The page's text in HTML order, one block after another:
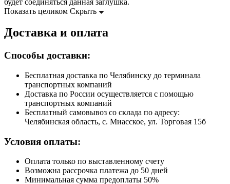
Показать целиком Скрыть
Доставка и оплата
Способы доставки:
Бесплатная доставка по Челябинску до терминала
транспортных компаний
Доставка по России осуществляется с помощью
транспортных компаний
Бесплатный самовывоз со склада по адресу:
Челябинская область, с. Миасское, ул. Торговая 15б
Условия оплаты:
Оплата только по выставленному счету
Возможна рассрочка платежа до 50 дней
Минимальная сумма предоплаты 50%